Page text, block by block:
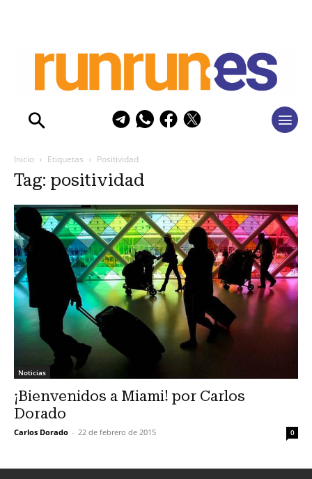
Inicio Etiquetas Positividad
Tag: positividad
Noticias
¡Bienvenidos a Miami! por Carlos
Dorado
Carlos Dorado - 22 de febrero de 2015 0